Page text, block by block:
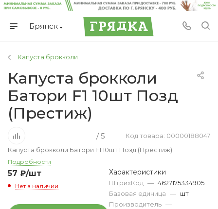
Брянск
Капуста брокколи
Капуста брокколи
Батори F1 10шт Позд
(Престиж)
/ 5
Код товара: 00000188047
Капуста брокколи Батори F1 10шт Позд (Престиж)
Подробности
57 ₽/шт
Нет в наличии
Характеристики
ШтрихКод — 4627175334905
Базовая единица — шт
Производитель —